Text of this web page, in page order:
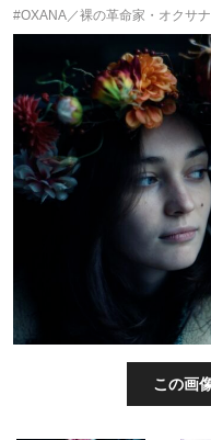
#OXANA／裸の革命家・オクサナ
この画